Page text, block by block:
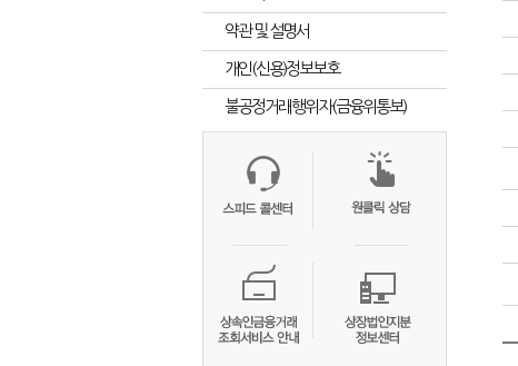
약관 및 설명서
개인(신용)정보보호
불공정거래행위자(금융위통보)